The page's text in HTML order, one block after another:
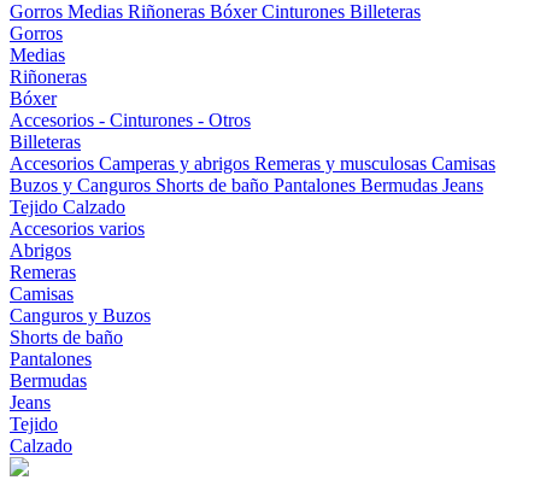
Gorros Medias Riñoneras BóxerCinturones Billeteras
Gorros
Medias
Riñoneras
Bóxer
Accesorios - Cinturones - Otros
Billeteras
Accesorios Camperas y abrigos Remeras y musculosas Camisas
Buzos y Canguros Shorts de baño Pantalones Bermudas Jeans
Tejido Calzado
Accesorios varios
Abrigos
Remeras
Camisas
Canguros y Buzos
Shorts de baño
Pantalones
Bermudas
Jeans
Tejido
Calzado